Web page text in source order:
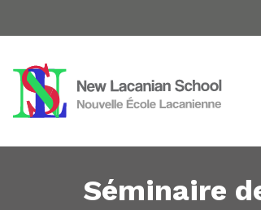
Séminaire